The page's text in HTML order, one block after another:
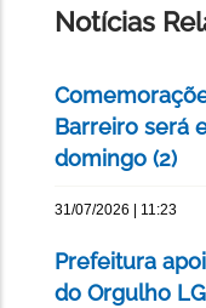
Notícias
Barreiro será
domingo (2)
31/07/2026 | 11:23
Prefeitura
do Orgulho